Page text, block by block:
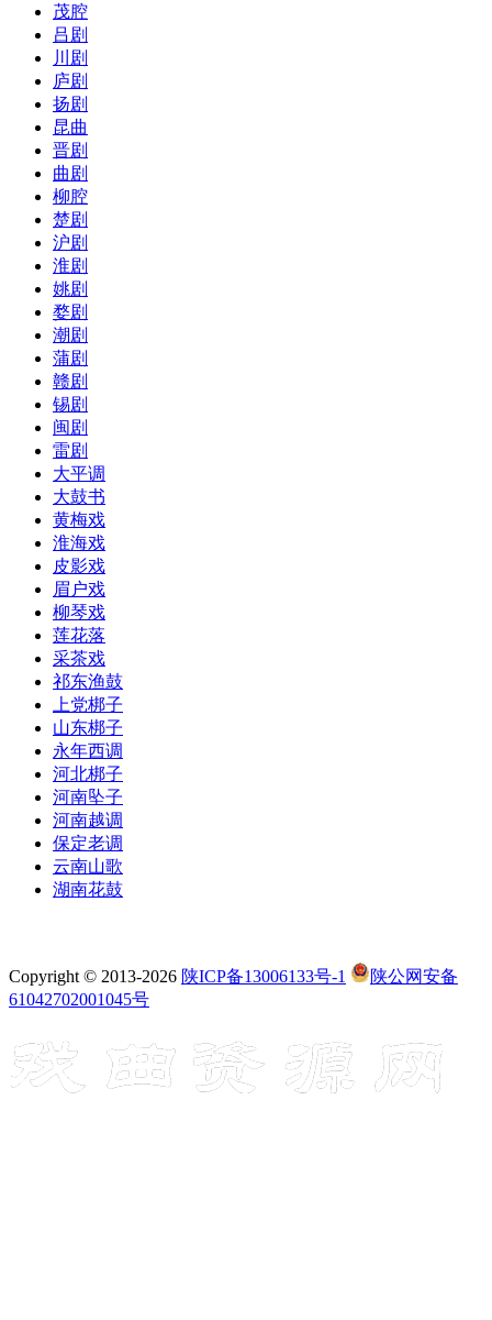
茂腔
吕剧
川剧
庐剧
扬剧
昆曲
晋剧
曲剧
柳腔
楚剧
沪剧
淮剧
姚剧
婺剧
潮剧
蒲剧
赣剧
锡剧
闽剧
雷剧
大平调
大鼓书
黄梅戏
淮海戏
皮影戏
眉户戏
柳琴戏
莲花落
采茶戏
祁东渔鼓
上党梆子
山东梆子
永年西调
河北梆子
河南坠子
河南越调
保定老调
云南山歌
湖南花鼓
Copyright © 2013-2026 陕ICP备13006133号-1
陕公网安备
61042702001045号